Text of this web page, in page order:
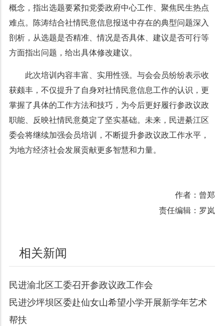
概念，指出选题要紧扣党委政府中心工作、聚焦民生热点
难点。陈涛结合社情民意信息报送中存在的典型问题深入
剖析，从选题是否精准、情况是否具体、建议是否可行等
方面指出问题，给出具体修改建议。
此次培训内容丰富、实用性强。与会会员纷纷表示收
获颇丰，不仅提升了自身对社情民意信息工作的认识，更
掌握了具体的工作方法和技巧，为今后更好履行参政议政
职能、反映社情民意奠定了坚实基础。未来，民进綦江区
委会将继续加强会员培训，不断提升参政议政工作水平，
为地方经济社会发展贡献更多智慧和力量。
作者：曾郑
责任编辑：罗岚
相关新闻
民进渝北区工委召开参政议政工作会
民进沙坪坝区委赴仙女山希望小学开展新学年艺术
帮扶